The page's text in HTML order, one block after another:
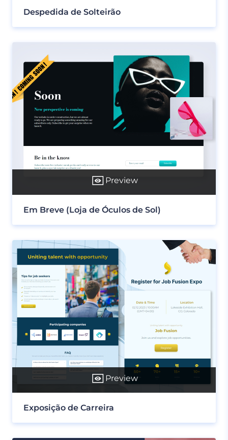
Despedida de Solteirão
Preview
Em Breve (Loja de Óculos de Sol)
Preview
Exposição de Carreira